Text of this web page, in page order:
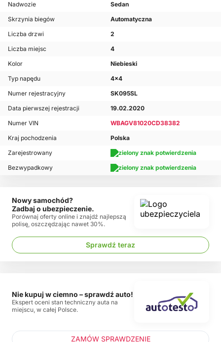
Nadwozie
Sedan
Skrzynia biegów
Automatyczna
Liczba drzwi
2
Liczba miejsc
4
Kolor
Niebieski
Typ napędu
4x4
Numer rejestracyjny
SK095SL
Data pierwszej rejestracji
19.02.2020
Numer VIN
WBAGV81020CD38382
Kraj pochodzenia
Polska
Zarejestrowany
Bezwypadkowy
Nowy samochód?
Zadbaj o ubezpieczenie.
Porównaj oferty online i znajdź najlepszą
polisę, oszczędzając nawet 30%.
Sprawdź teraz
Nie kupuj w ciemno – sprawdź auto!
Ekspert oceni stan techniczny auta na
miejscu, w całej Polsce.
ZAMÓW SPRAWDZENIE